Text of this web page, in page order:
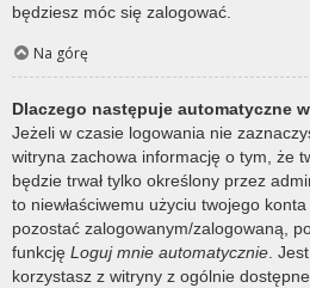
będziesz móc się zalogować.
Na górę
Dlaczego następuje automatyczne
Jeżeli w czasie logowania nie
witryna zachowa informację o tym, że
będzie trwał tylko określony przez
to niewłaściwemu użyciu twojego
pozostać zalogowanym/zalogowaną,
funkcję Loguj mnie automatycznie .
korzystasz z witryny z ogólnie